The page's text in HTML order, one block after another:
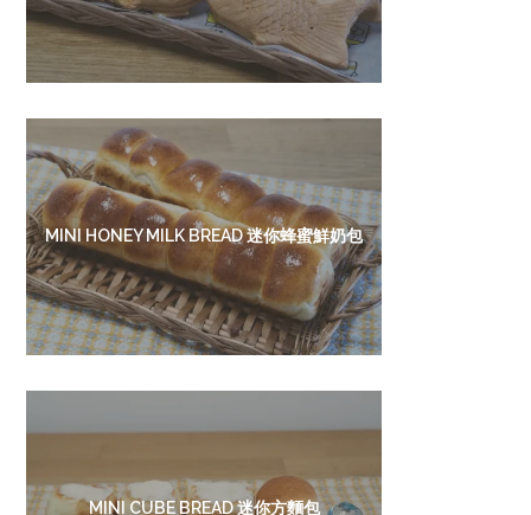
MINI HONEY MILK BREAD 迷你蜂蜜鮮奶包
MINI CUBE BREAD 迷你方麵包